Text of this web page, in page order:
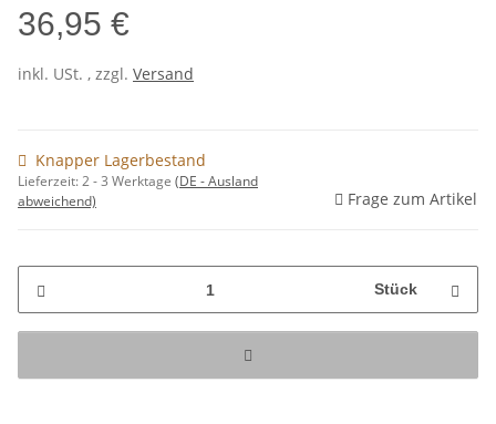
36,95 €
inkl. USt. , zzgl. Versand
Knapper Lagerbestand
Lieferzeit:2 - 3 Werktage (DE - Ausland
abweichend)
Frage zum Artikel
Stück